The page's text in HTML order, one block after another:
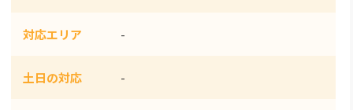
対応エリア -
土日の対応 -